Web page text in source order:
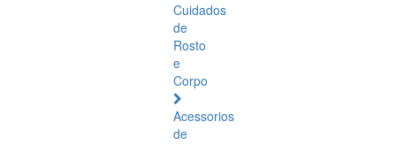
Cuidados
de
Rosto
e
Corpo
Acessorios
de